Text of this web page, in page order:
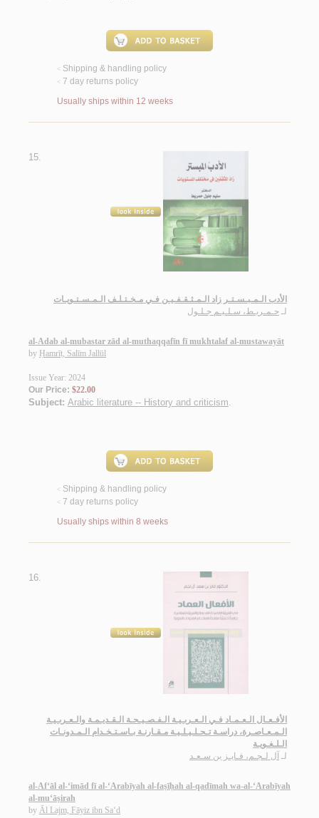
< Shipping & handling policy
< 7 day returns policy
Usually ships within 12 weeks
15.
الأدب الـمـبـسـتـر زاد الـمـثـقـفـيـن فـي مـخـتـلـف الـمـسـتـويـات
لـ حـمـريـط، سـلـيـم جـلـول
al-Adab al-mubastar zād al-muthaqqafīn fī mukhtalaf al-mustawayāt
by Ḥamrīṭ, Salīm Jallūl
Issue Year: 2024
Our Price: $22.00
Subject: Arabic literature -- History and criticism.
< Shipping & handling policy
< 7 day returns policy
Usually ships within 8 weeks
16.
الأفـعـال الـعـمـاد فـي الـعـربـيـة الـفـصـيـحـة الـقـديـمـة والـعـربـيـة
الـمـعـاصـرة، دراسـة تـحـلـيـلـيـة مـقـارنـة بـاسـتـخـدام الـمـدونـات
الـلـغـويـة
لـ آل لـجـم، فـايـز بن سـعـد
al-Af‘āl al-‘imād fī al-‘Arabīyah al-faṣīḥah al-qadīmah wa-al-‘Arabīyah
al-mu‘āṣirah
by Āl Lajm, Fāyiz ibn Sa‘d